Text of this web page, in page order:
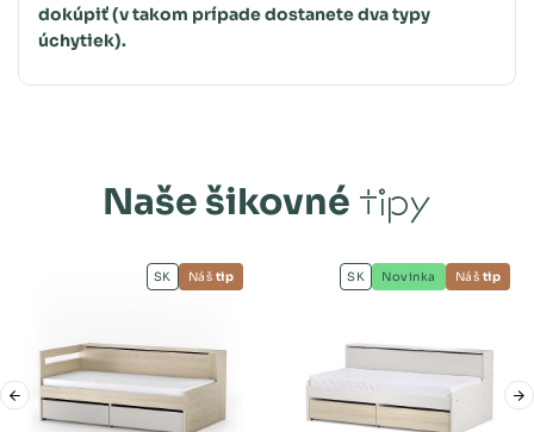
dokúpiť (v takom prípade dostanete dva typy
úchytiek).
Naše šikovné tipy
SK Náš tip SK Novinka Náš tip